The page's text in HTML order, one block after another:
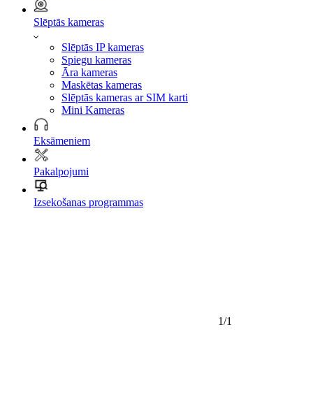
Slēptās kameras
Slēptās IP kameras
Spiegu kameras
Āra kameras
Maskētas kameras
Slēptās kameras ar SIM karti
Mini Kameras
Eksāmeniem
Pakalpojumi
Izsekošanas programmas
1/1